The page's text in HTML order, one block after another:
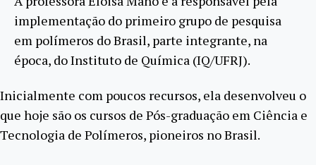
implementação do primeiro grupo de pesquisa
em polímeros do Brasil, parte integrante, na
época, do Instituto de Química (IQ/UFRJ).
Inicialmente com poucos recursos, ela desenvolveu o
que hoje são os cursos de Pós-graduação em Ciência e
Tecnologia de Polímeros, pioneiros no Brasil.